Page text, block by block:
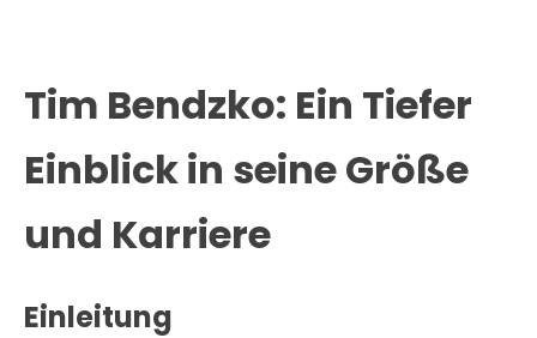
Tim Bendzko: Ein Tiefer
Einblick in seine Größe
und Karriere
Einleitung